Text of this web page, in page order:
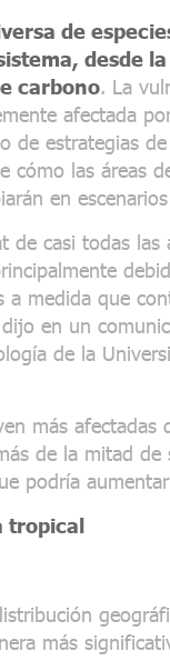
de
desde
carbono. La
afectada
de estrategias
cómo las áreas
en
de casi todas
a medida que
en un
de la
más
de la mitad
podría
tropical
más